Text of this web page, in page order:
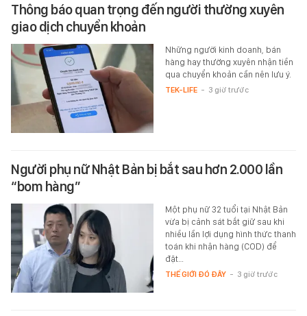
Thông báo quan trọng đến người thường xuyên
giao dịch chuyển khoản
Những người kinh doanh, bán
hàng hay thường xuyên nhận tiền
qua chuyển khoản cần nên lưu ý.
TEK-LIFE - 3 giờ trước
Người phụ nữ Nhật Bản bị bắt sau hơn 2.000 lần
“bom hàng”
Một phụ nữ 32 tuổi tại Nhật Bản
vừa bị cảnh sát bắt giữ sau khi
nhiều lần lợi dụng hình thức thanh
toán khi nhận hàng (COD) để
đặt…
THẾ GIỚI ĐÓ ĐÂY - 3 giờ trước